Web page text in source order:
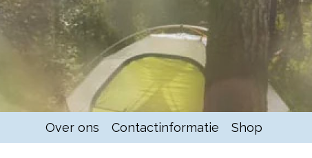
Over ons Contactinformatie Shop